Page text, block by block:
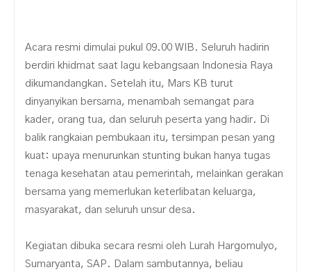
Acara resmi dimulai pukul 09.00 WIB. Seluruh hadirin
berdiri khidmat saat lagu kebangsaan Indonesia Raya
dikumandangkan. Setelah itu, Mars KB turut
dinyanyikan bersama, menambah semangat para
kader, orang tua, dan seluruh peserta yang hadir. Di
balik rangkaian pembukaan itu, tersimpan pesan yang
kuat: upaya menurunkan stunting bukan hanya tugas
tenaga kesehatan atau pemerintah, melainkan gerakan
bersama yang memerlukan keterlibatan keluarga,
masyarakat, dan seluruh unsur desa.
Kegiatan dibuka secara resmi oleh Lurah Hargomulyo,
Sumaryanta, SAP. Dalam sambutannya, beliau